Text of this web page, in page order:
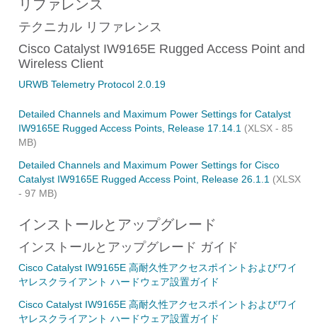
リファレンス
テクニカル リファレンス
Cisco Catalyst IW9165E Rugged Access Point and
Wireless Client
URWB Telemetry Protocol 2.0.19
Detailed Channels and Maximum Power Settings for Catalyst
IW9165E Rugged Access Points, Release 17.14.1 (XLSX - 85
MB)
Detailed Channels and Maximum Power Settings for Cisco
Catalyst IW9165E Rugged Access Point, Release 26.1.1 (XLSX
- 97 MB)
インストールとアップグレード
インストールとアップグレード ガイド
Cisco Catalyst IW9165E 高耐久性アクセスポイントおよびワイ
ヤレスクライアント ハードウェア設置ガイド
Cisco Catalyst IW9165E 高耐久性アクセスポイントおよびワイ
ヤレスクライアント ハードウェア設置ガイド